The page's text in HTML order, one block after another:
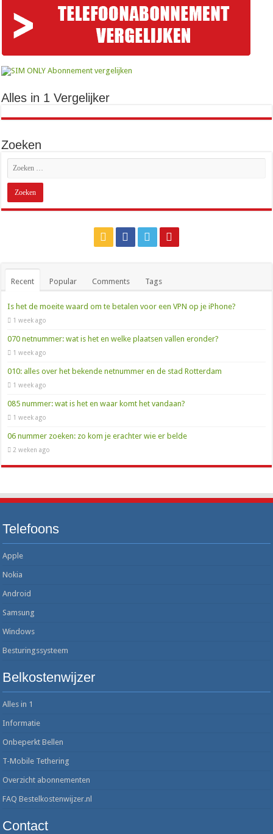
Alles in 1 Vergelijker
Zoeken
Recent Popular Comments Tags
Is het de moeite waard om te betalen voor een VPN op je iPhone?
1 week ago
070 netnummer: wat is het en welke plaatsen vallen eronder?
1 week ago
010: alles over het bekende netnummer en de stad Rotterdam
1 week ago
085 nummer: wat is het en waar komt het vandaan?
1 week ago
06 nummer zoeken: zo kom je erachter wie er belde
2 weken ago
Telefoons
Apple
Nokia
Android
Samsung
Windows
Besturingssysteem
Belkostenwijzer
Alles in 1
Informatie
Onbeperkt Bellen
T-Mobile Tethering
Overzicht abonnementen
FAQ Bestelkostenwijzer.nl
Contact